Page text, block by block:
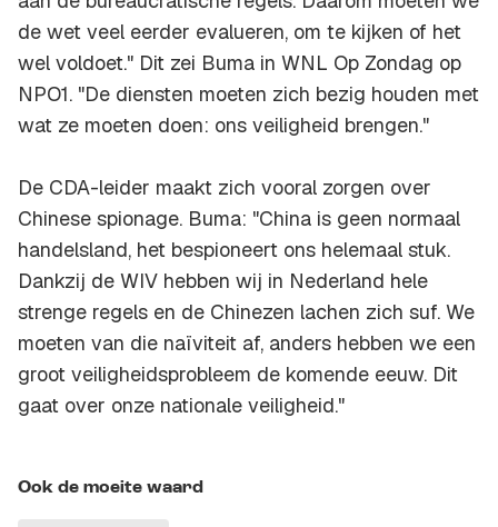
de wet veel eerder evalueren, om te kijken of het
wel voldoet." Dit zei Buma in WNL Op Zondag op
NPO1. "De diensten moeten zich bezig houden met
wat ze moeten doen: ons veiligheid brengen."
De CDA-leider maakt zich vooral zorgen over
Chinese spionage. Buma: "China is geen normaal
handelsland, het bespioneert ons helemaal stuk.
Dankzij de WIV hebben wij in Nederland hele
strenge regels en de Chinezen lachen zich suf. We
moeten van die naïviteit af, anders hebben we een
groot veiligheidsprobleem de komende eeuw. Dit
gaat over onze nationale veiligheid."
Ook de moeite waard